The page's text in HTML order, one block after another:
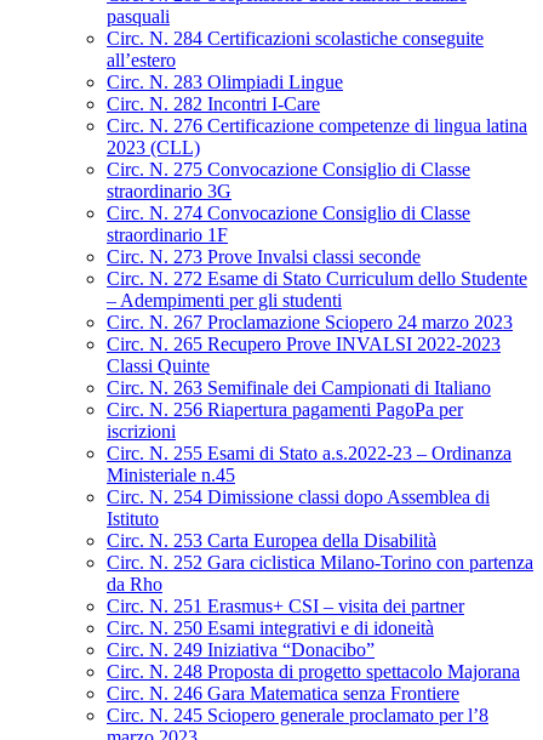
pasquali
Circ. N. 284 Certificazioni scolastiche conseguite
all’estero
Circ. N. 283 Olimpiadi Lingue
Circ. N. 282 Incontri I-Care
Circ. N. 276 Certificazione competenze di lingua latina
2023 (CLL)
Circ. N. 275 Convocazione Consiglio di Classe
straordinario 3G
Circ. N. 274 Convocazione Consiglio di Classe
straordinario 1F
Circ. N. 273 Prove Invalsi classi seconde
Circ. N. 272 Esame di Stato Curriculum dello Studente
– Adempimenti per gli studenti
Circ. N. 267 Proclamazione Sciopero 24 marzo 2023
Circ. N. 265 Recupero Prove INVALSI 2022-2023
Classi Quinte
Circ. N. 263 Semifinale dei Campionati di Italiano
Circ. N. 256 Riapertura pagamenti PagoPa per
iscrizioni
Circ. N. 255 Esami di Stato a.s.2022-23 – Ordinanza
Ministeriale n.45
Circ. N. 254 Dimissione classi dopo Assemblea di
Istituto
Circ. N. 253 Carta Europea della Disabilità
Circ. N. 252 Gara ciclistica Milano-Torino con partenza
da Rho
Circ. N. 251 Erasmus+ CSI – visita dei partner
Circ. N. 250 Esami integrativi e di idoneità
Circ. N. 249 Iniziativa “Donacibo”
Circ. N. 248 Proposta di progetto spettacolo Majorana
Circ. N. 246 Gara Matematica senza Frontiere
Circ. N. 245 Sciopero generale proclamato per l’8